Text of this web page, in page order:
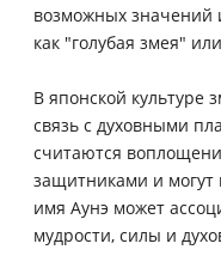
возможных значений
как "голубая змея"
В японской культуре
связь с духовными
считаются
защитниками и могут
имя Аунэ может
мудрости, силы и